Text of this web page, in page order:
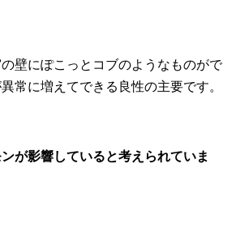
壁にぽこっとコブのようなものがで
常に増えてできる良性の主要です。
が影響していると考えられていま